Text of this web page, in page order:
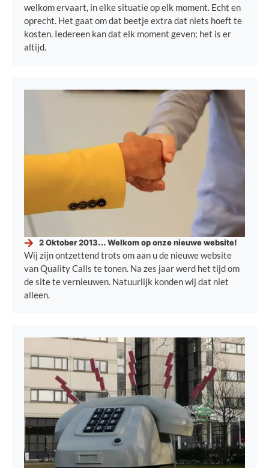
welkom ervaart, in elke situatie op elk moment. Echt en
oprecht. Het gaat om dat beetje extra dat niets hoeft te
kosten. Iedereen kan dat elk moment geven; het is er
altijd.
2 Oktober 2013… Welkom op onze nieuwe website!
Wij zijn ontzettend trots om aan u de nieuwe website
van Quality Calls te tonen. Na zes jaar werd het tijd om
de site te vernieuwen. Natuurlijk konden wij dat niet
alleen.